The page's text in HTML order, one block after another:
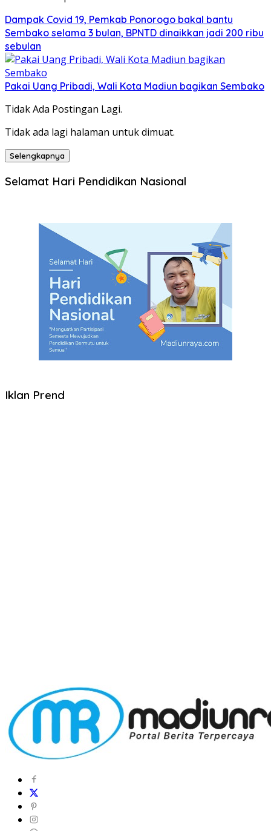
Dampak Covid 19, Pemkab Ponorogo bakal bantu
Sembako selama 3 bulan, BPNTD dinaikkan jadi 200 ribu
sebulan
Pakai Uang Pribadi, Wali Kota Madiun bagikan Sembako
Tidak Ada Postingan Lagi.
Tidak ada lagi halaman untuk dimuat.
Selengkapnya
Selamat Hari Pendidikan Nasional
Iklan Prend